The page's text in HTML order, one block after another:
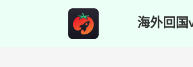
海外回国